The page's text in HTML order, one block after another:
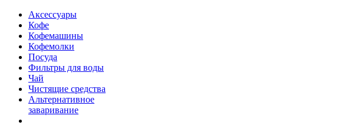
Аксессуары
Кофе
Кофемашины
Кофемолки
Посуда
Фильтры для воды
Чай
Чистящие средства
Альтернативное
заваривание